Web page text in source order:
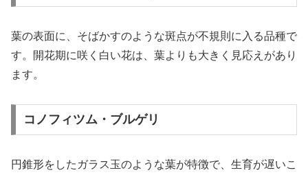
葉の表面に、そばかすのような斑点が不規則に入る品種で
す。開花期に咲く白い花は、葉よりも大きく見応えがあり
ます。
コノフィツム・ブルゲリ
円錐形をしたガラス玉のような葉が特徴で、生育が遅いこ